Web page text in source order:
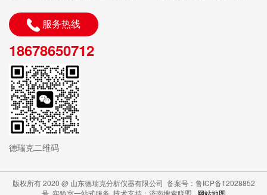
服务热线
18678650712
德瑞克二维码
版权所有 2020 @ 山东德瑞克分析仪器有限公司 备案号：鲁ICP备12028852